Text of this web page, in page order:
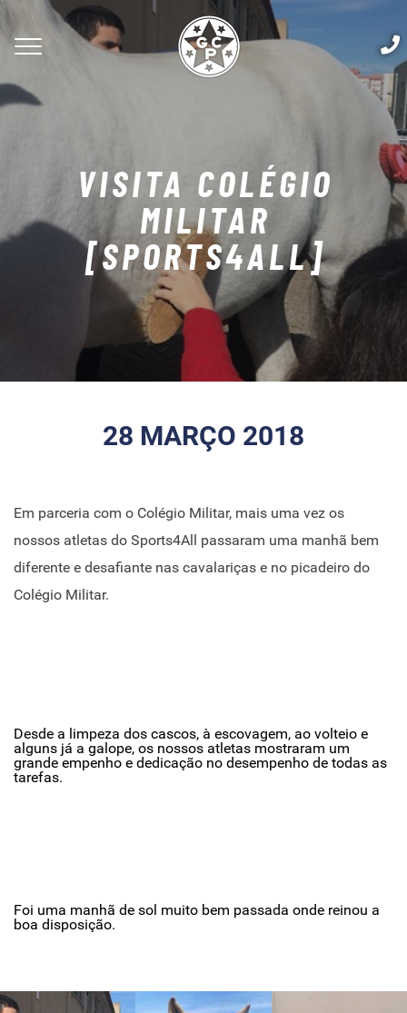
VISITA COLÉGIO
MILITAR
[SPORTS4ALL]
28 MARÇO 2018
Em parceria com o Colégio Militar, mais uma vez os
nossos atletas do Sports4All passaram uma manhã bem
diferente e desafiante nas cavalariças e no picadeiro do
Colégio Militar.
Desde a limpeza dos cascos, à escovagem, ao volteio e
alguns já a galope, os nossos atletas mostraram um
grande empenho e dedicação no desempenho de todas as
tarefas.
Foi uma manhã de sol muito bem passada onde reinou a
boa disposição.